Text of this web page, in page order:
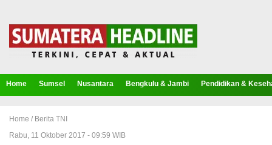
Home Sumsel Nusantara Bengkulu & Jambi Pendidikan &
Home / Berita TNI
Rabu, 11 Oktober 2017 - 09:59 WIB